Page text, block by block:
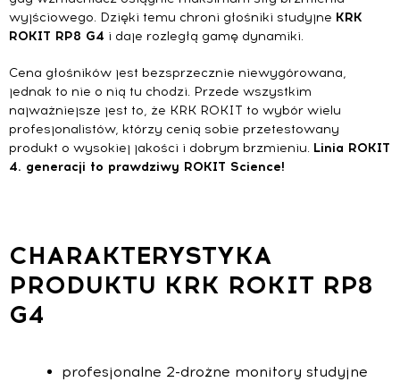
wyjściowego. Dzięki temu chroni głośniki studyjne KRK
ROKIT RP8 G4 i daje rozległą gamę dynamiki.
Cena głośników jest bezsprzecznie niewygórowana,
jednak to nie o nią tu chodzi. Przede wszystkim
najważniejsze jest to, że KRK ROKIT to wybór wielu
profesjonalistów, którzy cenią sobie przetestowany
produkt o wysokiej jakości i dobrym brzmieniu. Linia ROKIT
4. generacji to prawdziwy ROKIT Science!
CHARAKTERYSTYKA
PRODUKTU KRK ROKIT RP8
G4
profesjonalne 2-drożne monitory studyjne